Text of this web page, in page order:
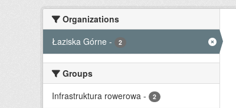
Organizations
Łaziska Górne - 2
Groups
Infrastruktura rowerowa - 2